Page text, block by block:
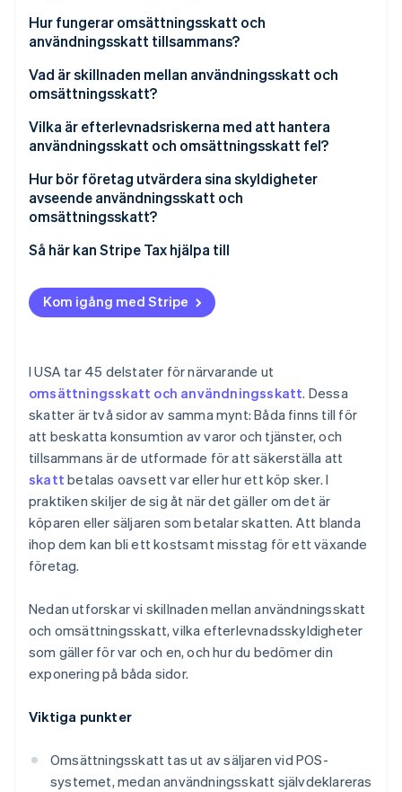
Konsumentens användningsskatt
Säljarens användningsskatt
Hur fungerar omsättningsskatt och
användningsskatt tillsammans?
Vad är skillnaden mellan användningsskatt och
omsättningsskatt?
Vilka är efterlevnadsriskerna med att hantera
användningsskatt och omsättningsskatt fel?
Omsättningsskatt
Användningsskatt
Hur bör företag utvärdera sina skyldigheter
avseende användningsskatt och
omsättningsskatt?
Så här kan Stripe Tax hjälpa till
Kom igång med Stripe
I USA tar 45 delstater för närvarande ut
omsättningsskatt och användningsskatt. Dessa
skatter är två sidor av samma mynt: Båda finns till för
att beskatta konsumtion av varor och tjänster, och
tillsammans är de utformade för att säkerställa att
skatt betalas oavsett var eller hur ett köp sker. I
praktiken skiljer de sig åt när det gäller om det är
köparen eller säljaren som betalar skatten. Att blanda
ihop dem kan bli ett kostsamt misstag för ett växande
företag.
Nedan utforskar vi skillnaden mellan användningsskatt
och omsättningsskatt, vilka efterlevnadsskyldigheter
som gäller för var och en, och hur du bedömer din
exponering på båda sidor.
Viktiga punkter
Omsättningsskatt tas ut av säljaren vid POS-
systemet, medan användningsskatt självdeklareras